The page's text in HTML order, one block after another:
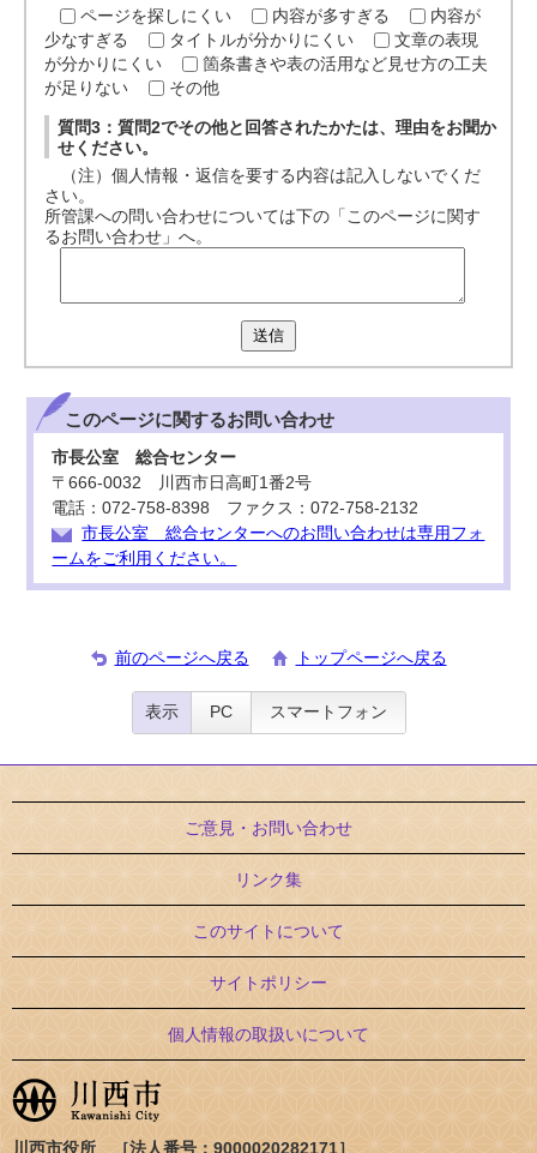
ページを探しにくい
内容が多すぎる
内容が
少なすぎる
タイトルが分かりにくい
文章の表現
が分かりにくい
箇条書きや表の活用など見せ方の工夫
が足りない
その他
質問3：質問2でその他と回答されたかたは、理由をお聞か
せください。
（注）個人情報・返信を要する内容は記入しないでくだ
さい。
所管課への問い合わせについては下の「このページに関す
るお問い合わせ」へ。
送信
このページに関するお問い合わせ
市長公室 総合センター
〒666-0032 川西市日高町1番2号
電話：072-758-8398 ファクス：072-758-2132
市長公室 総合センターへのお問い合わせは専用フォ
ームをご利用ください。
前のページへ戻る トップページへ戻る
表示 PC スマートフォン
ご意見・お問い合わせ
リンク集
このサイトについて
サイトポリシー
個人情報の取扱いについて
川西市役所 ［法人番号：9000020282171］